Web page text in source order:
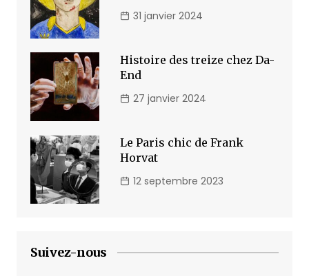
31 janvier 2024
Histoire des treize chez Da-
End
27 janvier 2024
Le Paris chic de Frank
Horvat
12 septembre 2023
Suivez-nous